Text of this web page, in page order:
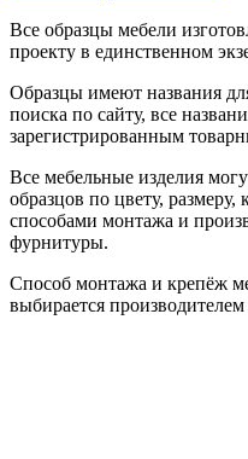
Все образцы мебели
проекту в единственном
Образцы имеют названия
поиска по сайту, все
зарегистрированным
Все мебельные изделия
образцов по цвету,
способами монтажа и
фурнитуры.
Способ монтажа и крепёж
выбирается